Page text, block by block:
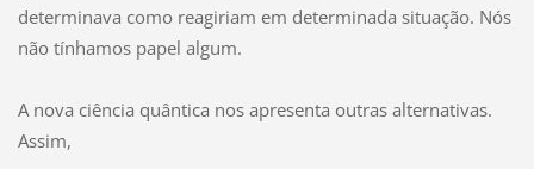
determinava como reagiriam em determinada situação. Nós
não tínhamos papel algum.
A nova ciência quântica nos apresenta outras alternativas.
Assim,